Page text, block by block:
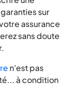
sur
assurance
sans doute
n'est pas
à condition